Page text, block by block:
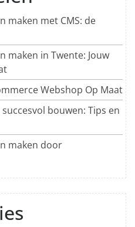
maken met CMS: de
maken in Twente: Jouw
Webshop Op Maat
bouwen: Tips en
maken door